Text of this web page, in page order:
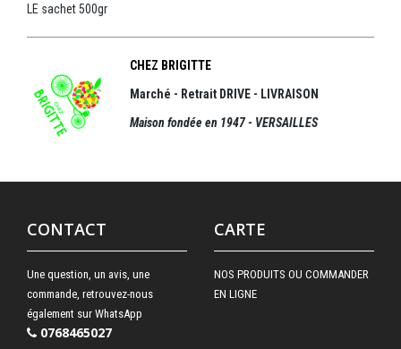
LE sachet 500gr
CHEZ BRIGITTE
Marché - Retrait DRIVE - LIVRAISON
Maison fondée en 1947 - VERSAILLES
CONTACT
Une question, un avis, une
commande, retrouvez-nous
également sur WhatsApp
0768465027
CARTE
NOS PRODUITS OU COMMANDER
EN LIGNE